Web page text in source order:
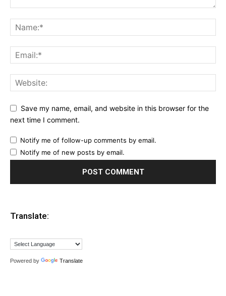
Save my name, email, and website in this browser for the
next time I comment.
Notify me of follow-up comments by email.
Notify me of new posts by email.
Translate:
Powered by Translate